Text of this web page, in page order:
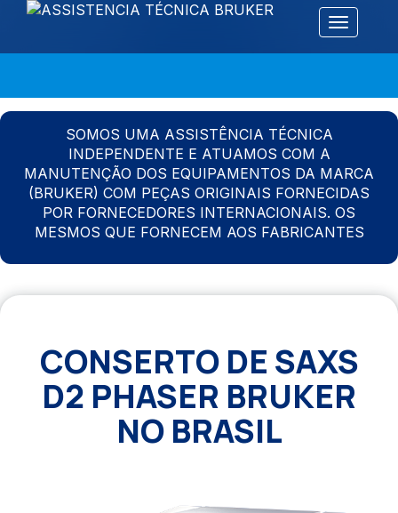
Alternar
SOMOS UMA ASSISTÊNCIA TÉCNICA
INDEPENDENTE E ATUAMOS COM A
MANUTENÇÃO DOS EQUIPAMENTOS DA MARCA
(BRUKER) COM PEÇAS ORIGINAIS FORNECIDAS
POR FORNECEDORES INTERNACIONAIS. OS
MESMOS QUE FORNECEM AOS FABRICANTES
CONSERTO DE SAXS
D2 PHASER BRUKER
NO BRASIL